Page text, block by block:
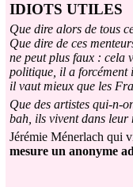
IDIOTS UTILES
Que dire alors de tous
Que dire de ces
ne peut plus faux : cela
politique, il a forcément
il vaut mieux que les
Que des artistes qui-n-
bah, ils vivent dans leur
Jérémie Ménerlach qui
mesure un anonyme